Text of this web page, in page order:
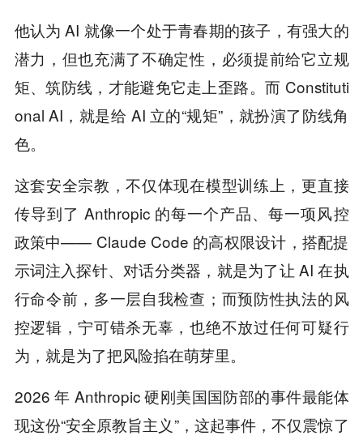
他认为 AI 就像一个处于青春期的孩子，有强大的
潜力，但也充满了不确定性，必须提前给它立规
矩、筑防线，才能避免它走上歪路。而 Constituti
onal AI，就是给 AI 立的“规矩”，就扮演了防线角
色。
这套安全宗教，不仅体现在模型训练上，更直接
传导到了 Anthropic 的每一个产品、每一项风控
政策中—— Claude Code 的高权限设计，搭配提
示词注入探针、对话分类器，就是为了让 AI 在执
行命令前，多一层自我检查；而预防性执法的风
控逻辑，宁可错杀无辜，也绝不放过任何可疑行
为，就是为了把风险掐在萌芽里。
2026 年 Anthropic 硬刚美国国防部的事件最能体
现这份“安全原教旨主义”，这起事件，不仅震惊了